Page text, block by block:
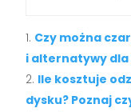
Czy można
i alternatywy dla
Ile kosztuje
dysku? Poznaj